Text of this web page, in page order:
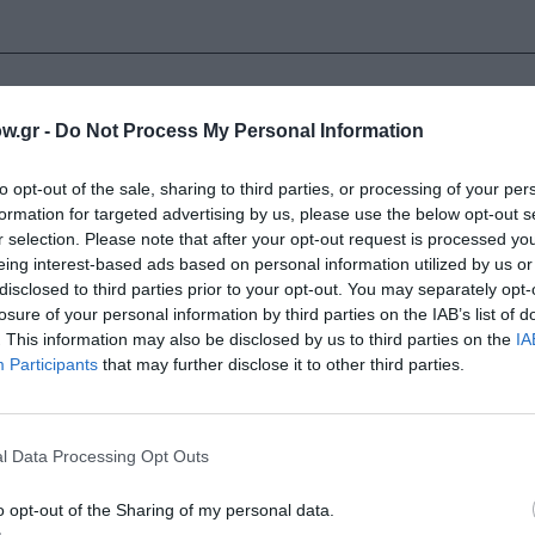
- Do Not Process My Personal Information
opt-out of the sale, sharing to third parties, or processing of your
for targeted advertising by us, please use the below opt-out
selection. Please note that after your opt-out request is processed
interest-based ads based on personal information utilized by us
to third parties prior to your opt-out. You may separately
of your personal information by third parties on the IAB’s list of
This information may also be disclosed by us to third parties on the
Participants that may further disclose it to other third parties.
Data Processing Opt Outs
opt-out of the Sharing of my personal data.
και επιδραστικούς δημιουργούς στην ιστορία της
εισπράξεις όλων των εποχών έχει υπογράψει
ταινιών Indiana Jones και το Jurassic Park.
βραβευμένος με Όσκαρ, συμπεριλαμβανομένων των
η οποία απέσπασε συνολικά επτά Όσκαρ, καθώς και
ταινία του, The Fabelmans, κυκλοφόρησε από
των οποίων Σκηνοθεσίας, Πρωτότυπου Σεναρίου, Α’